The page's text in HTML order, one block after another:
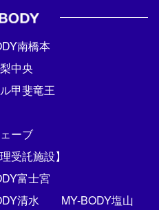
南橋本
中央
甲斐竜王
ーブ
受託施設】
富士宮
清水 MY-BODY塩山